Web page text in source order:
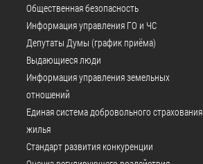
Общественная безопасность
Информация управления ГО и ЧС
Депутаты Думы (график приёма)
Выдающиеся люди
Информация управления земельных
отношений
Единая система добровольного страхования
жилья
Стандарт развития конкуренции